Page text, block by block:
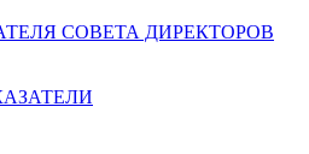
СОВЕТА ДИРЕКТОРОВ